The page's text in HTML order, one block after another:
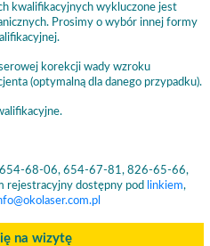
kwalifikacyjnych wykluczone jest
Prosimy o wybór innej formy
korekcji wady wzroku
(optymalną dla danego przypadku).
654-68-06, 654-67-81, 826-65-66,
rejestracyjny dostępny pod linkiem,
na wizytę